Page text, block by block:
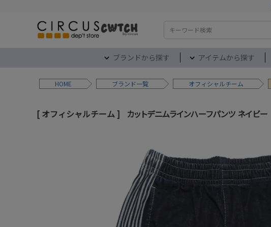
検索
ブランドから探す アイテムから探す
HOME ブランド オフィシャルチーム
オフィシャルチーム カットデニムラインハーフパンツ ネイビー